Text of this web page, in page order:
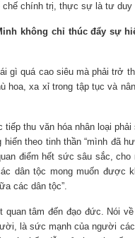
chính trị, thực sự là tư duy
không chỉ thúc đẩy sự
gì quá cao siêu mà phải trở
hoa, xa xỉ trong tập tục và
thu văn hóa nhân loại
theo tinh thần “mình đã
điểm hết sức sâu sắc,
dân tộc mong muốn được
các dân tộc”.
tâm đến đạo đức. Nói
là sức mạnh của người